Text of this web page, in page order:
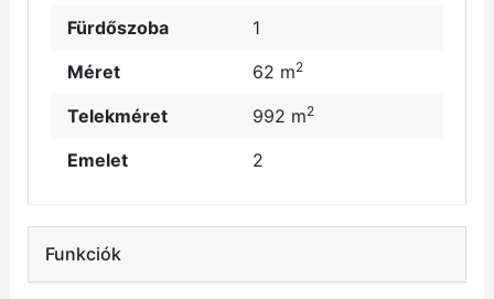
Fürdőszoba
1
Méret
62 m2
Telekméret 992 m2
Emelet 2
Funkciók